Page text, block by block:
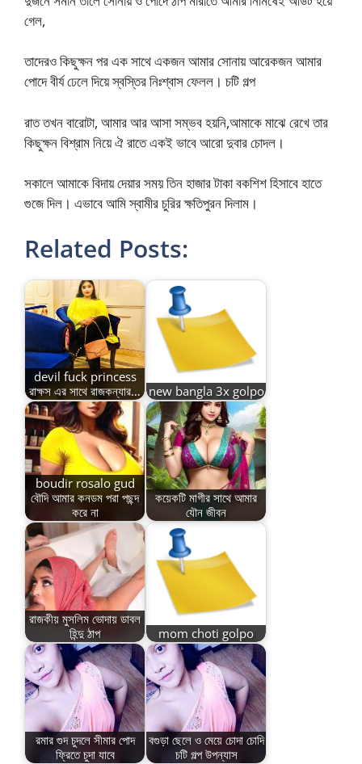
গেল,
তাদেরও কিছুক্ষন পর এক সাথে একজন আমার সোনায় আরেকজন আমার
পোদে বীর্য ঢেলে দিয়ে স্বস্তির নিঃশ্বাস ফেলল। চটি গল্প
রাত তখন বারোটা, আমার আর আসা সম্ভব হয়নি,আমাকে মাঝে রেখে তার
কিছুক্ষন বিশ্রাম নিয়ে ঐ রাতে একই ভাবে আরো দুবার চোদল।
সকালে আমাকে বিদায় দেয়ার সময় তিন হাজার টাকা বকশিশ হিসাবে হাতে
গুজে দিল। এভাবে আমি স্বামীর চুরির ক্ষতিপুরন দিলাম।
Related Posts:
devil fuck princess
রাক্ষস এর সাথে রাজকন্যার… new bangla 3x golpo
boudir rosalo gud
বৌদি আমার কনডম পরা পছন্দ
করে না
কয়েকটি মাগীর সাথে আমার
যৌন জীবন
রাজকীয় মুসলিম ভোদায় ডাবল
হিন্দু ঠাপ
mom choti golpo
রমার গুদ চুদলে সীমার পোদ
ফ্রিতে চুদা যাবে
বগুড়া ছেলে ও মেয়ে চোদা চোদি
চটি গল্প উপন্যাস